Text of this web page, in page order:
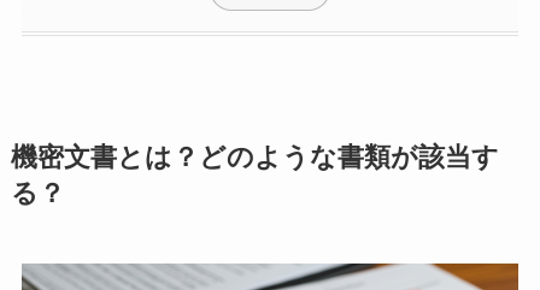
機密文書とは？どのような書類が該当す
る？